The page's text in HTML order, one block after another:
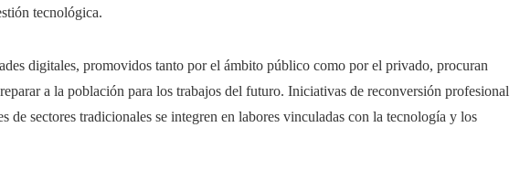
tecnológica.
digitales, promovidos tanto por el ámbito público como por el privado, procuran
a la población para los trabajos del futuro. Iniciativas de reconversión profesional
de sectores tradicionales se integren en labores vinculadas con la tecnología y los